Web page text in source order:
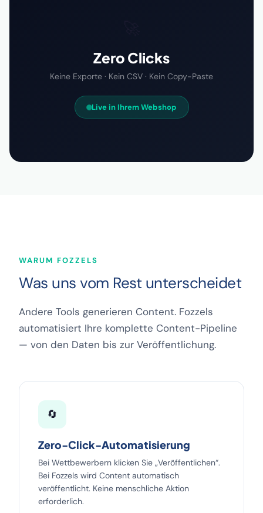
Zero Clicks
Keine Exporte · Kein CSV · Kein Copy-Paste
Live in Ihrem Webshop
WARUM FOZZELS
Was uns vom Rest unterscheidet
Andere Tools generieren Content. Fozzels
automatisiert Ihre komplette Content-Pipeline
— von den Daten bis zur Veröffentlichung.
🔄
Zero-Click-Automatisierung
Bei Wettbewerbern klicken Sie „Veröffentlichen“.
Bei Fozzels wird Content automatisch
veröffentlicht. Keine menschliche Aktion
erforderlich.